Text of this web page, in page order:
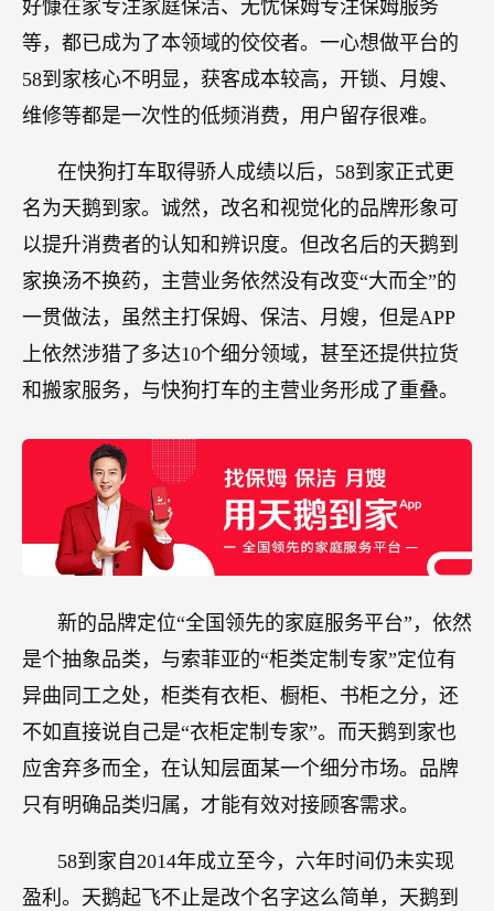
好慷在家专注家庭保洁、无忧保姆专注保姆服务
等，都已成为了本领域的佼佼者。一心想做平台的
58到家核心不明显，获客成本较高，开锁、月嫂、
维修等都是一次性的低频消费，用户留存很难。
在快狗打车取得骄人成绩以后，58到家正式更
名为天鹅到家。诚然，改名和视觉化的品牌形象可
以提升消费者的认知和辨识度。但改名后的天鹅到
家换汤不换药，主营业务依然没有改变“大而全”的
一贯做法，虽然主打保姆、保洁、月嫂，但是APP
上依然涉猎了多达10个细分领域，甚至还提供拉货
和搬家服务，与快狗打车的主营业务形成了重叠。
新的品牌定位“全国领先的家庭服务平台”，依然
是个抽象品类，与索菲亚的“柜类定制专家”定位有
异曲同工之处，柜类有衣柜、橱柜、书柜之分，还
不如直接说自己是“衣柜定制专家”。而天鹅到家也
应舍弃多而全，在认知层面某一个细分市场。品牌
只有明确品类归属，才能有效对接顾客需求。
58到家自2014年成立至今，六年时间仍未实现
盈利。天鹅起飞不止是改个名字这么简单，天鹅到